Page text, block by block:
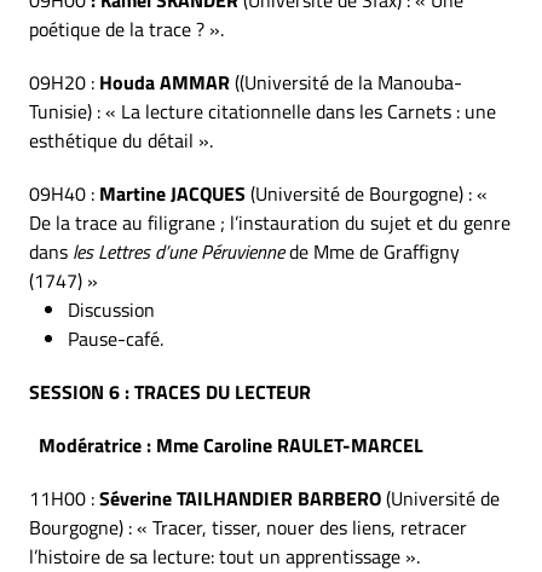
poétique de la trace ? ».
09H20 : Houda AMMAR((Université de la Manouba-
Tunisie) : « La lecture citationnelle dans les Carnets : une
esthétique du détail ».
09H40 : Martine JACQUES (Université de Bourgogne) : «
De la trace au filigrane ; l’instauration du sujet et du genre
dans les Lettres d’une Péruviennede Mme de Graffigny
(1747) »
Discussion
Pause-café.
SESSION 6 : TRACES DU LECTEUR
Modératrice : Mme Caroline RAULET-MARCEL
11H00 :Séverine TAILHANDIER BARBERO(Université de
Bourgogne) : « Tracer, tisser, nouer des liens, retracer
l’histoire de sa lecture: tout un apprentissage ».